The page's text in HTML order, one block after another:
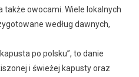
także owocami. Wiele lokalnych
według dawnych,
po polsku”, to danie
i świeżej kapusty oraz